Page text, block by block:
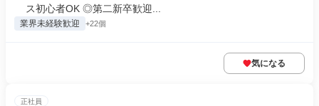
ス初心者OK ◎第二新卒歓迎...
業界未経験歓迎 +22個
気になる
正社員